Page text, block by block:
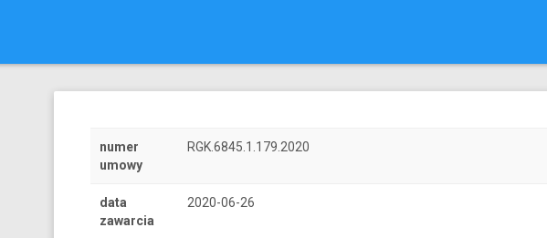
numer
umowy
RGK.6845.1.179.2020
data
zawarcia
2020-06-26